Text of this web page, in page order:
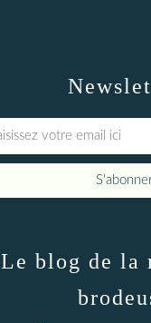
Le blog de la